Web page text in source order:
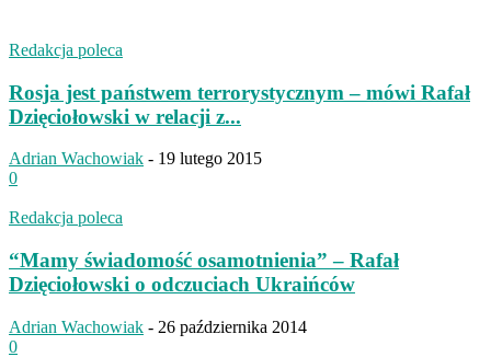
Redakcja poleca
Rosja jest państwem terrorystycznym – mówi Rafał
Dzięciołowski w relacji z...
Adrian Wachowiak - 19 lutego 2015
0
Redakcja poleca
“Mamy świadomość osamotnienia” – Rafał
Dzięciołowski o odczuciach Ukraińców
Adrian Wachowiak - 26 października 2014
0